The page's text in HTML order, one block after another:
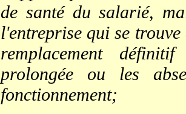
de santé du salarié,
l'entreprise qui se
remplacement
prolongée ou les
fonctionnement;